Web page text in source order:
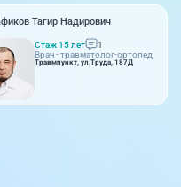
Тагир Надирович
Стаж 15 лет
1
Врач - травматолог-ортопед
Травмпункт, ул.Труда, 187Д